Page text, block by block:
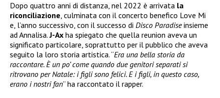
Dopo quattro anni di distanza, nel 2022 è arrivata la
riconciliazione, culminata con il concerto benefico Love Mi
e, l’anno successivo, con il successo di Disco Paradiseinsieme
ad Annalisa.J-Ax ha spiegato che quella reunion aveva un
significato particolare, soprattutto per il pubblico che aveva
seguito la loro storia artistica. “Era una bella storia da
raccontare. È un po’ come quando due genitori separati si
ritrovano per Natale: i figli sono felici. E i figli, in questo caso,
erano i nostri fan” ha raccontato il rapper.